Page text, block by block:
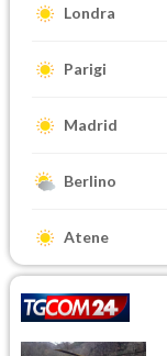
Londra
Parigi
Madrid
Berlino
Atene